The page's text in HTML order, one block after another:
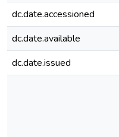
dc.date.accessioned
dc.date.available
dc.date.issued